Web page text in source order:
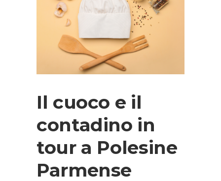
Il cuoco e il
contadino in
tour a Polesine
Parmense